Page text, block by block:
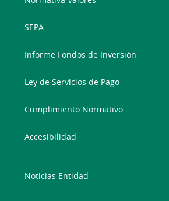
SEPA
Informe Fondos de Inversión
Ley de Servicios de Pago
Cumplimiento Normativo
Accesibilidad
Noticias Entidad